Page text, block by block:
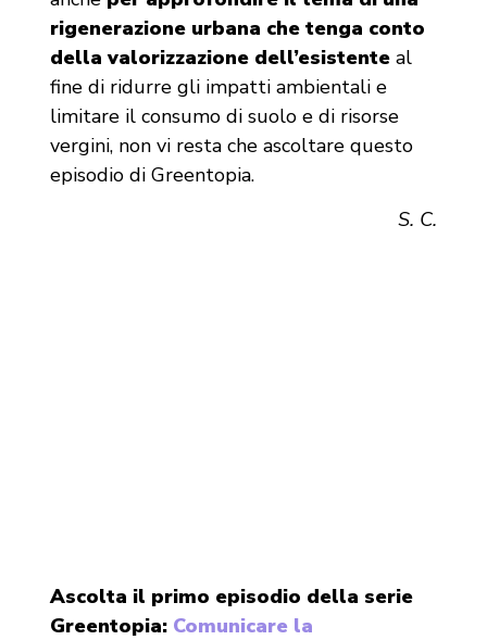
rigenerazione urbana che tenga conto
della valorizzazione dell’esistenteal
fine di ridurre gli impatti ambientali e
limitare il consumo di suolo e di risorse
vergini, non vi resta che ascoltare questo
episodio di Greentopia.
S. C.
Ascolta il primo episodio della serie
Greentopia: Comunicare la